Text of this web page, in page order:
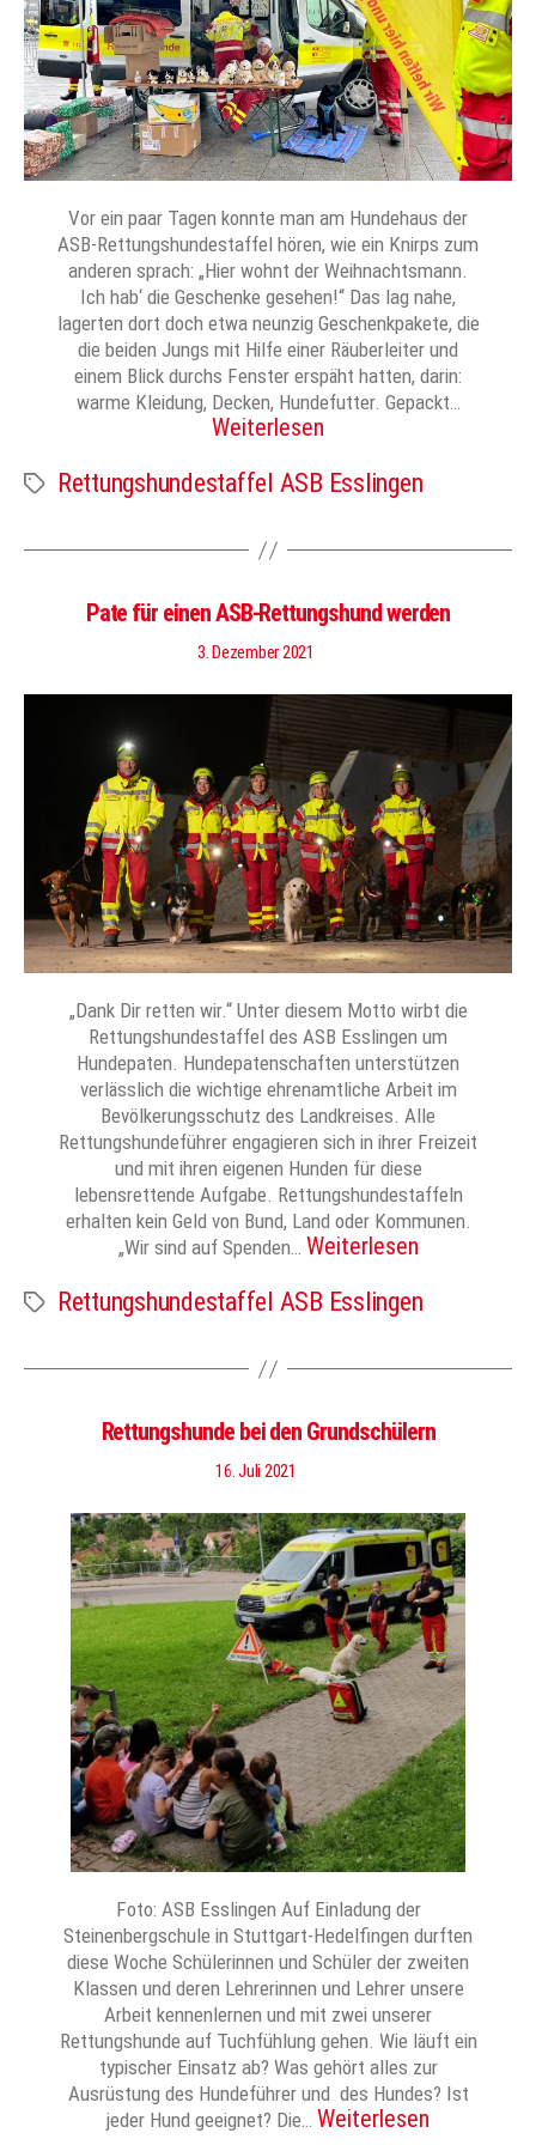
Vor ein paar Tagen konnte man am Hundehaus der
ASB-Rettungshundestaffel hören, wie ein Knirps zum
anderen sprach: „Hier wohnt der Weihnachtsmann.
Ich hab‘ die Geschenke gesehen!“ Das lag nahe,
lagerten dort doch etwa neunzig Geschenkpakete, die
die beiden Jungs mit Hilfe einer Räuberleiter und
einem Blick durchs Fenster erspäht hatten, darin:
warme Kleidung, Decken, Hundefutter. Gepackt…
Weiterlesen
Schlagwörter
Rettungshundestaffel ASB Esslingen
Pate für einen ASB-Rettungshund werden
3. Dezember 2021
„Dank Dir retten wir.“ Unter diesem Motto wirbt die
Rettungshundestaffel des ASB Esslingen um
Hundepaten. Hundepatenschaften unterstützen
verlässlich die wichtige ehrenamtliche Arbeit im
Bevölkerungsschutz des Landkreises. Alle
Rettungshundeführer engagieren sich in ihrer Freizeit
und mit ihren eigenen Hunden für diese
lebensrettende Aufgabe. Rettungshundestaffeln
erhalten kein Geld von Bund, Land oder Kommunen.
„Wir sind auf Spenden… Weiterlesen
Schlagwörter
Rettungshundestaffel ASB Esslingen
Rettungshunde bei den Grundschülern
16. Juli 2021
Foto: ASB Esslingen Auf Einladung der
Steinenbergschule in Stuttgart-Hedelfingen durften
diese Woche Schülerinnen und Schüler der zweiten
Klassen und deren Lehrerinnen und Lehrer unsere
Arbeit kennenlernen und mit zwei unserer
Rettungshunde auf Tuchfühlung gehen. Wie läuft ein
typischer Einsatz ab? Was gehört alles zur
Ausrüstung des Hundeführer und des Hundes? Ist
jeder Hund geeignet? Die… Weiterlesen